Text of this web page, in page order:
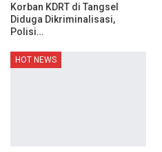
Korban KDRT di Tangsel
Diduga Dikriminalisasi,
Polisi…
HOT NEWS